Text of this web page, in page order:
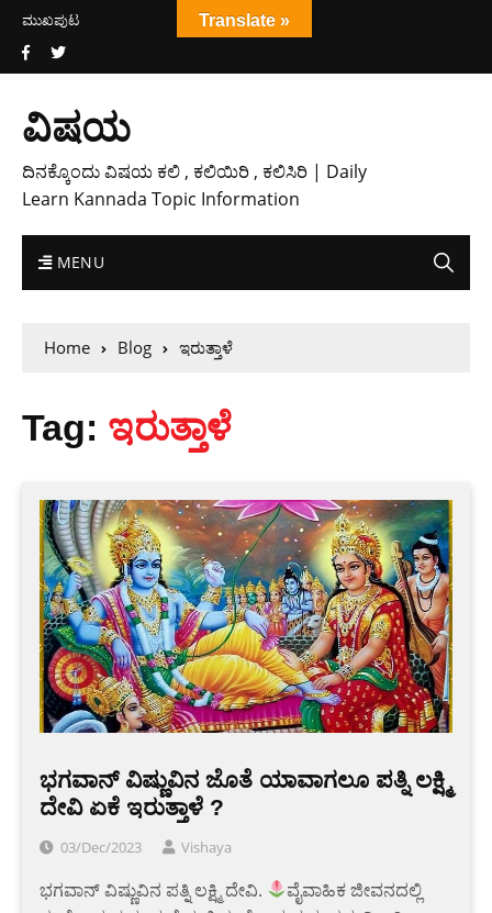
ಮುಖಪುಟ
ವಿಷಯ
ದಿನಕ್ಕೊಂದು ವಿಷಯ ಕಲಿ , ಕಲಿಯಿರಿ , ಕಲಿಸಿರಿ | Daily
Learn Kannada Topic Information
MENU
Home Blog ಇರುತ್ತಾಳೆ
Tag: ಇರುತ್ತಾಳೆ
ಭಗವಾನ್ ವಿಷ್ಣುವಿನ ಜೊತೆ ಯಾವಾಗಲೂ ಪತ್ನಿ ಲಕ್ಷ್ಮಿ
ದೇವಿ ಏಕೆ ಇರುತ್ತಾಳೆ ?
03/Dec/2023 Vishaya
ಭಗವಾನ್ ವಿಷ್ಣುವಿನ ಪತ್ನಿ ಲಕ್ಷ್ಮಿ ದೇವಿ.
ವೈವಾಹಿಕ ಜೀವನದಲ್ಲಿ
Translate »